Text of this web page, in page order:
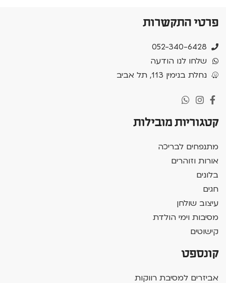
פרטי התקשרות
052-340-6428
שלחו לנו הודעה
נחלת בנימין 113, תל אביב
קטגוריות מובילות
מתנפחים לבריכה
אורות וזוהרים
בלונים
חגים
עיצוב שולחן
מסיבות וימי הולדת
קישוטים
קונספט
אביזרים למסיבת רווקות